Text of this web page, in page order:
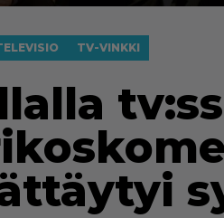
TV-VINKKI